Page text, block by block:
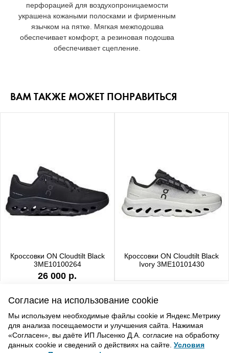
перфорацией для воздухопроницаемости
украшена кожаными полосками и фирменным
язычком на пятке. Мягкая межподошва
обеспечивает комфорт, а резиновая подошва
обеспечивает сцепление.
ВАМ ТАКЖЕ МОЖЕТ ПОНРАВИТЬСЯ
Кроссовки ON Cloudtilt Black
3ME10100264
26 000 р.
Кроссовки ON Cloudtilt Black
Ivory 3ME10101430
Согласие на использование cookie
Мы используем необходимые файлы cookie и Яндекс.Метрику
для анализа посещаемости и улучшения сайта. Нажимая
«Согласен», вы даёте ИП Лысенко Д.А. согласие на обработку
данных cookie и сведений о действиях на сайте. Условия